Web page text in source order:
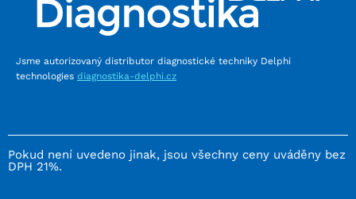
Jsme autorizovaný distributor diagnostické techniky Delphi
technologies diagnostika-delphi.cz
Pokud není uvedeno jinak, jsou všechny ceny uváděny bez
DPH 21%.